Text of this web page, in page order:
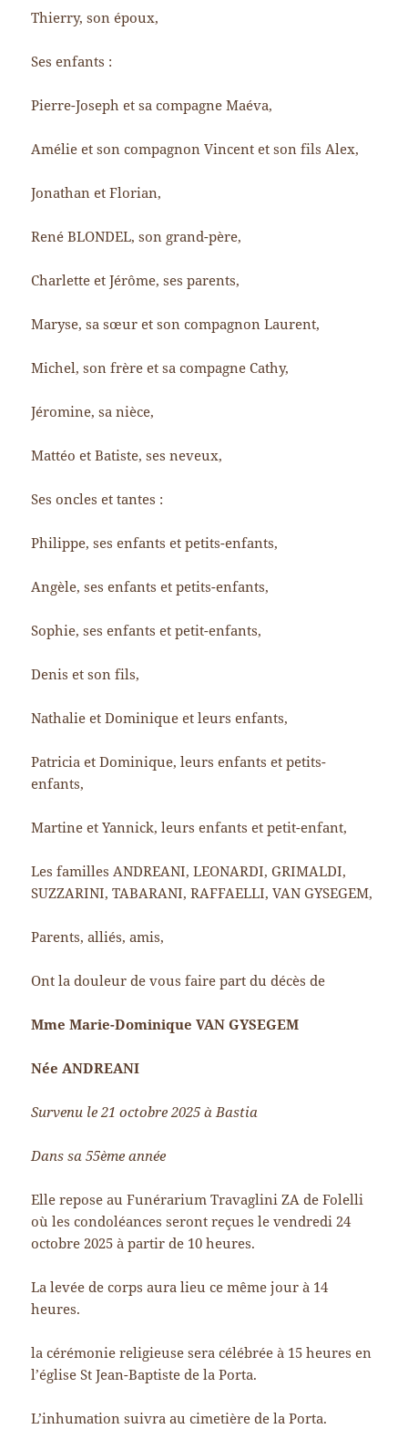
Thierry, son époux,
Ses enfants :
Pierre-Joseph et sa compagne Maéva,
Amélie et son compagnon Vincent et son fils Alex,
Jonathan et Florian,
René BLONDEL, son grand-père,
Charlette et Jérôme, ses parents,
Maryse, sa sœur et son compagnon Laurent,
Michel, son frère et sa compagne Cathy,
Jéromine, sa nièce,
Mattéo et Batiste, ses neveux,
Ses oncles et tantes :
Philippe, ses enfants et petits-enfants,
Angèle, ses enfants et petits-enfants,
Sophie, ses enfants et petit-enfants,
Denis et son fils,
Nathalie et Dominique et leurs enfants,
Patricia et Dominique, leurs enfants et petits-
enfants,
Martine et Yannick, leurs enfants et petit-enfant,
Les familles ANDREANI, LEONARDI, GRIMALDI,
SUZZARINI, TABARANI, RAFFAELLI, VAN GYSEGEM,
Parents, alliés, amis,
Ont la douleur de vous faire part du décès de
Mme Marie-Dominique VAN GYSEGEM
Née ANDREANI
Survenu le 21 octobre 2025 à Bastia
Dans sa 55ème année
Elle repose au Funérarium Travaglini ZA de Folelli
où les condoléances seront reçues le vendredi 24
octobre 2025 à partir de 10 heures.
La levée de corps aura lieu ce même jour à 14
heures.
la cérémonie religieuse sera célébrée à 15 heures en
l’église St Jean-Baptiste de la Porta.
L’inhumation suivra au cimetière de la Porta.